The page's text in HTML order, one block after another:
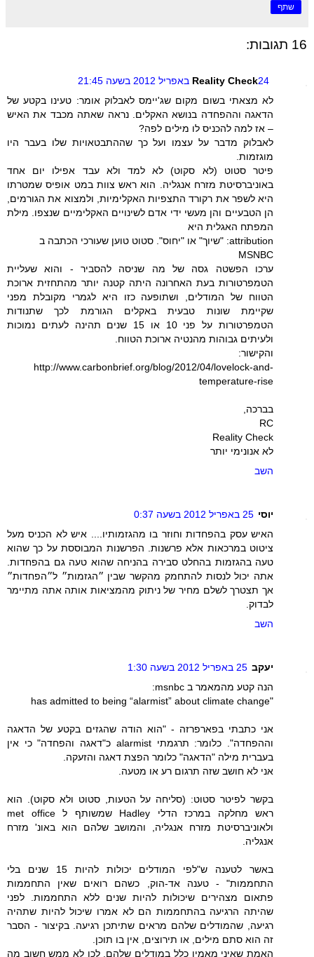
שתף
16 תגובות:
Reality Check24 באפריל 2012 בשעה 21:45
לא מצאתי בשום מקום שג'יימס לאבלוק אומר: טעינו בקטע של
הדאגה וההפחדה בנושא האקלים. נראה שאתה מכבד את האיש
– אז למה להכניס לו מילים לפה?
לאבלוק מדבר על עצמו ועל כך שההתבטאויות שלו בעבר היו
מוגזמות.
פיטר סטוט (לא סקוט) לא למד ולא עבד אפילו יום אחד
באוניברסיטת מזרח אנגליה. הוא ראש צוות במט אופיס שמטרתו
היא לשפר את רקורד התצפיות האקלימיות, ולמצוא את הגורמים,
הן הטבעיים והן מעשי ידי אדם לשינויים האקלימיים שנצפו. מילת
המפתח האגלית היא
attribution: "שיוך" או "יחוס". סטוט טוען שעורכי הכתבה ב
MSNBC
ערכו הפשטה גסה של מה שניסה להסביר - והוא שעליית
הטמפרטורות בעת האחרונה היתה קטנה יותר מהתחזית ארוכת
הטווח של המודלים, ושתופעה כזו היא לגמרי מקובלת מפני
שקיימת שונות טבעית באקלים הגורמת לכך שתנודות
הטמפרטורות על פני 10 או 15 שנים תהינה לעתים נמוכות
ולעיתים גבוהות מהנטיה ארוכת הטווח.
והקישור:
http://www.carbonbrief.org/blog/2012/04/lovelock-and-
temperature-rise
בברכה,
RC
Reality Check
לא אנונימי יותר
השב
יוסי 25 באפריל 2012 בשעה 0:37
האיש עסק בהפחדות וחוזר בו מהגזמותיו.... איש לא הכניס מעל
ציטוט במרכאות אלא פרשנות. הפרשנות המבוססת על כך שהוא
טעה בהגזמות בהחלט סבירה בהניחה שהוא טעה גם בהפחדות.
אתה יכול לנסות להתחמק מהקשר שבין ״הגזמות״ ל״הפחדות״
אך תצטרך לשלם מחיר של ניתוק מהמציאות אותה אתה מתיימר
לבדוק.
השב
יעקב 25 באפריל 2012 בשעה 1:30
הנה קטע מהמאמר ב msnbc:
"has admitted to being “alarmist” about climate change
אני כתבתי בפארפרזה - "הוא הודה שהגזים בקטע של הדאגה
וההפחדה". כלומר: תרגמתי alarmist כ"דאגה והפחדה" כי אין
בעברית מילה "הדאגה" כלומר הפצת דאגה והזעקה.
אני לא חושב שזה תרגום רע או מטעה.
בקשר לפיטר סטוט: (סליחה על הטעות, סטוט ולא סקוט). הוא
ראש מחלקה במרכז הדלי Hadley שמשותף ל met office
ולאוניברסיטת מזרח אנגליה, והמושב שלהם הוא באונ' מזרח
אנגליה.
באשר לטענה ש"לפי המודלים יכולות להיות 15 שנים בלי
התחממות" - טענה אד-הוק, כשהם רואים שאין התחממות
פתאום מצהירים שיכולות להיות שנים ללא התחממות. לפני
שהיתה הרגיעה בהתחממות הם לא אמרו שיכול להיות שתהיה
רגיעה, שהמודלים שלהם מראים שתיתכן רגיעה. בקיצור - הסבר
זה הוא סתם מילים, או תירוצים, אין בו תוכן.
האמת שאיני מאמין כלל במודלים שלהם, לכן לא ממש חשוב מה